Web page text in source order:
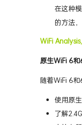
在这种
的方法
WiFi
原生WiFi 6
随着WiFi 6
使用原
了解